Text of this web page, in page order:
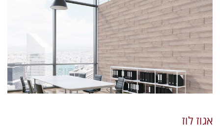
אגוז לוז